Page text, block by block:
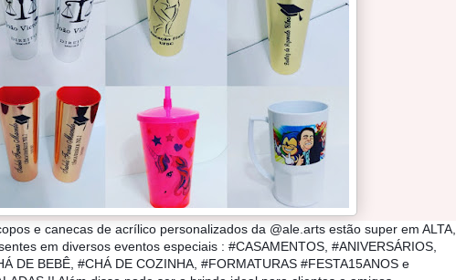
e canecas de acrílico personalizados da @ale.arts estão super em ALTA,
em diversos eventos especiais : #CASAMENTOS, #ANIVERSÁRIOS,
DE BEBÊ, #CHÁ DE COZINHA, #FORMATURAS #FESTA15ANOS e